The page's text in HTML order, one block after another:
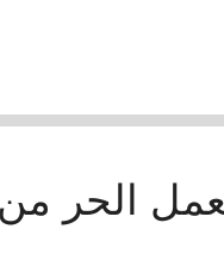
الحر